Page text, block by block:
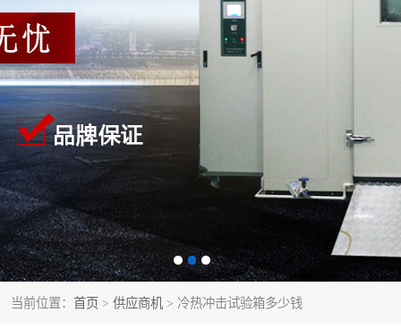
当前位置： 首页 > 供应商机 > 冷热冲击试验箱多少钱